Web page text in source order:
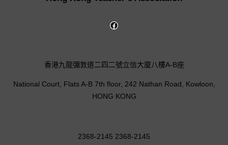
香港九龍彌敦道二四二號立信大廈八樓A-B座
National Court, Flats A-B 7th floor, 242 Nathan Road, Kowloon,
HONG KONG
2368-2145 2368-2145